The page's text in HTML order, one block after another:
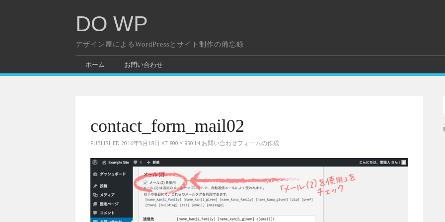
DO WP
デザイン屋によるWordPressとサイト制作の備忘録
ホーム お問い合わせ
contact_form_mail02
PUBLISHED 2016年3月18日 AT 800 × 950 IN お問い合わせフォームの作成